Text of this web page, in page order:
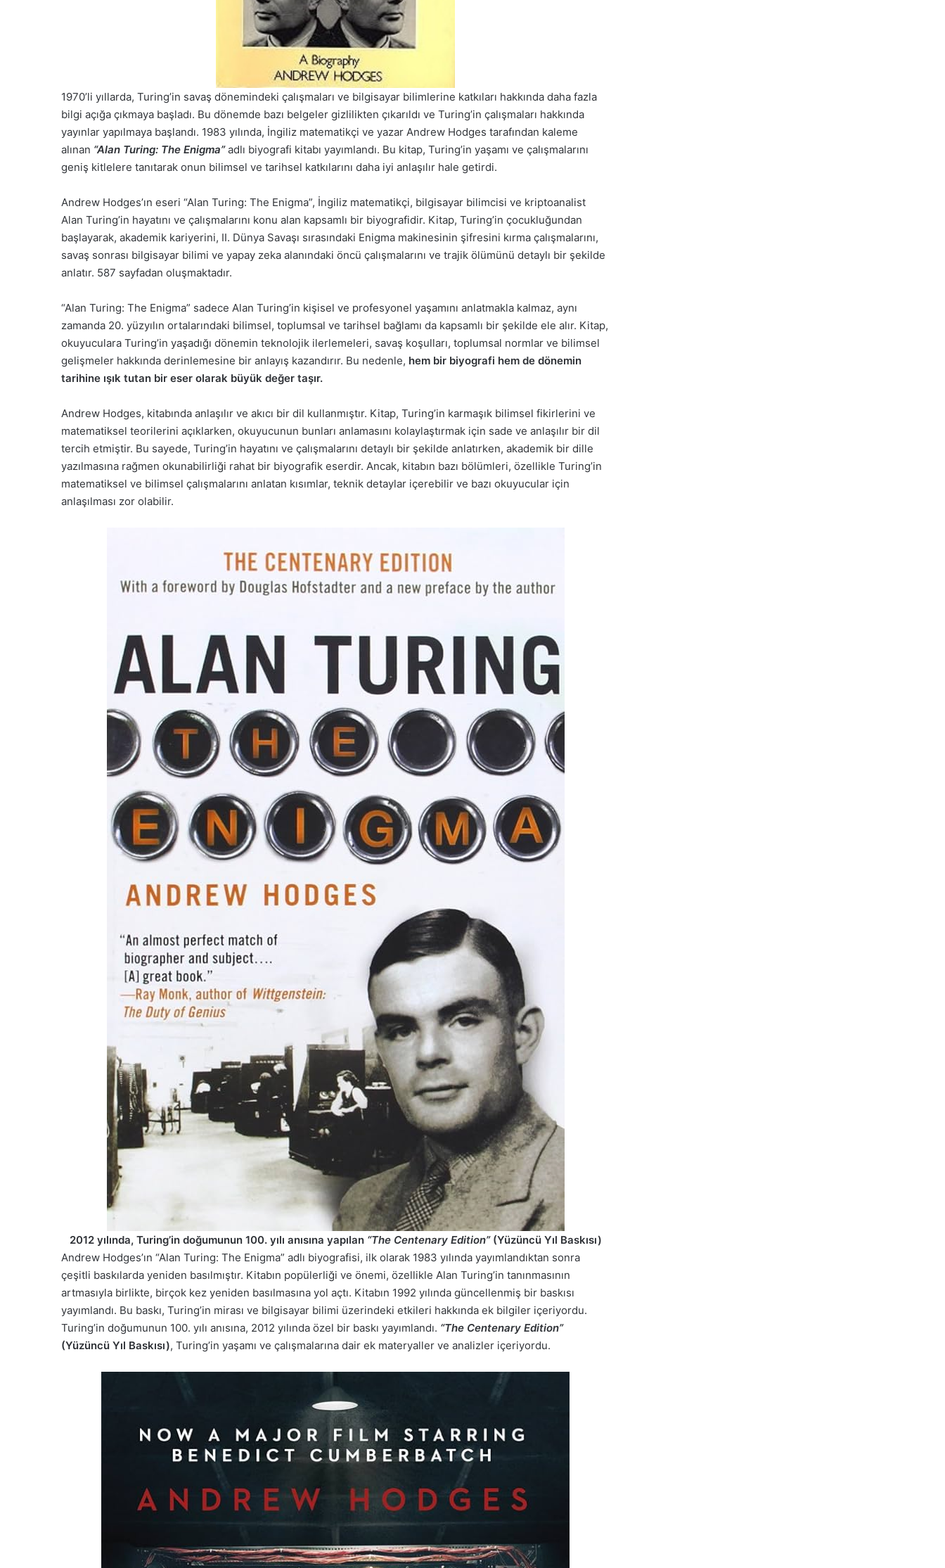
1970’li yıllarda, Turing’in savaş dönemindeki çalışmaları ve bilgisayar bilimlerine katkıları hakkında daha fazla
bilgi açığa çıkmaya başladı. Bu dönemde bazı belgeler gizlilikten çıkarıldı ve Turing’in çalışmaları hakkında
yayınlar yapılmaya başlandı. 1983 yılında, İngiliz matematikçi ve yazar Andrew Hodges tarafından kaleme
alınan “Alan Turing: The Enigma”adlı biyografi kitabı yayımlandı. Bu kitap, Turing’in yaşamı ve çalışmalarını
geniş kitlelere tanıtarak onun bilimsel ve tarihsel katkılarını daha iyi anlaşılır hale getirdi.
Andrew Hodges’ın eseri “Alan Turing: The Enigma”, İngiliz matematikçi, bilgisayar bilimcisi ve kriptoanalist
Alan Turing’in hayatını ve çalışmalarını konu alan kapsamlı bir biyografidir. Kitap, Turing’in çocukluğundan
başlayarak, akademik kariyerini, II. Dünya Savaşı sırasındaki Enigma makinesinin şifresini kırma çalışmalarını,
savaş sonrası bilgisayar bilimi ve yapay zeka alanındaki öncü çalışmalarını ve trajik ölümünü detaylı bir şekilde
anlatır. 587 sayfadan oluşmaktadır.
“Alan Turing: The Enigma” sadece Alan Turing’in kişisel ve profesyonel yaşamını anlatmakla kalmaz, aynı
zamanda 20. yüzyılın ortalarındaki bilimsel, toplumsal ve tarihsel bağlamı da kapsamlı bir şekilde ele alır. Kitap,
okuyuculara Turing’in yaşadığı dönemin teknolojik ilerlemeleri, savaş koşulları, toplumsal normlar ve bilimsel
gelişmeler hakkında derinlemesine bir anlayış kazandırır. Bu nedenle, hem bir biyografi hem de dönemin
tarihine ışık tutan bir eser olarak büyük değer taşır.
Andrew Hodges, kitabında anlaşılır ve akıcı bir dil kullanmıştır. Kitap, Turing’in karmaşık bilimsel fikirlerini ve
matematiksel teorilerini açıklarken, okuyucunun bunları anlamasını kolaylaştırmak için sade ve anlaşılır bir dil
tercih etmiştir. Bu sayede, Turing’in hayatını ve çalışmalarını detaylı bir şekilde anlatırken, akademik bir dille
yazılmasına rağmen okunabilirliği rahat bir biyografik eserdir. Ancak, kitabın bazı bölümleri, özellikle Turing’in
matematiksel ve bilimsel çalışmalarını anlatan kısımlar, teknik detaylar içerebilir ve bazı okuyucular için
anlaşılması zor olabilir.
2012 yılında, Turing’in doğumunun 100. yılı anısına yapılan “The Centenary Edition”(Yüzüncü Yıl Baskısı)
Andrew Hodges’ın “Alan Turing: The Enigma” adlı biyografisi, ilk olarak 1983 yılında yayımlandıktan sonra
çeşitli baskılarda yeniden basılmıştır. Kitabın popülerliği ve önemi, özellikle Alan Turing’in tanınmasının
artmasıyla birlikte, birçok kez yeniden basılmasına yol açtı. Kitabın 1992 yılında güncellenmiş bir baskısı
yayımlandı. Bu baskı, Turing’in mirası ve bilgisayar bilimi üzerindeki etkileri hakkında ek bilgiler içeriyordu.
Turing’in doğumunun 100. yılı anısına, 2012 yılında özel bir baskı yayımlandı. “The Centenary Edition”
(Yüzüncü Yıl Baskısı), Turing’in yaşamı ve çalışmalarına dair ek materyaller ve analizler içeriyordu.